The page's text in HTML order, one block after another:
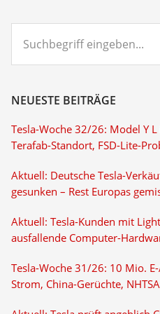
eingeben...
NEUESTE BEITRÄGE
Tesla-Woche 32/26: Model Y
Terafab-Standort, FSD-Lite-
Aktuell: Deutsche Tesla-
gesunken – Rest Europas
Aktuell: Tesla-Kunden mit
ausfallende Computer-
Tesla-Woche 31/26: 10 Mio. E-
Strom, China-Gerüchte,